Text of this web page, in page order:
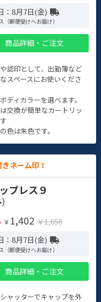
：8月7日(金)
（郵便受けへお届け）
商品詳細・ご注文
認印として、出勤簿など
スペースにお使いくださ
ディカラーを選べます。
交換が簡単なカートリッ
色は朱色です。
ネーム印！
プレス９
)
￥ 1,402 ￥1,650
：8月7日(金)
（郵便受けへお届け）
商品詳細・ご注文
ャッターでキャップを外